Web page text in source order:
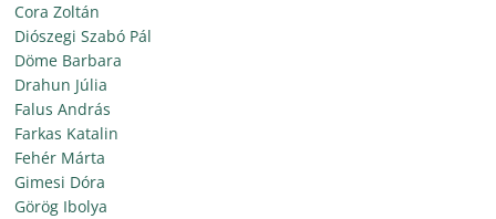
Cora Zoltán
Diószegi Szabó Pál
Döme Barbara
Drahun Júlia
Falus András
Farkas Katalin
Fehér Márta
Gimesi Dóra
Görög Ibolya